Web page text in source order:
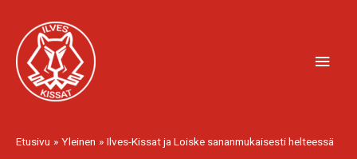
sisältöön
Etusivu Yleinen Ilves-Kissat ja Loiske sananmukaisesti helteessä